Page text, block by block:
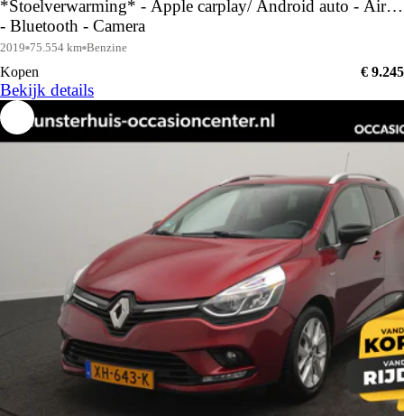
*Stoelverwarming* - Apple carplay/ Android auto - Airco
- Bluetooth - Camera
2019 75.554 km Benzine
Kopen € 9.245
Bekijk details